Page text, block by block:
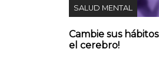
SALUD MENTAL
Cambie sus
el cerebro!